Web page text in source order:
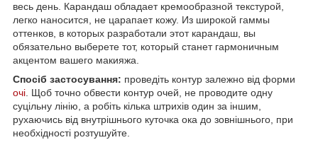
весь день. Карандаш обладает кремообразной текстурой,
легко наносится, не царапает кожу. Из широкой гаммы
оттенков, в которых разработали этот карандаш, вы
обязательно выберете тот, который станет гармоничным
акцентом вашего макияжа.
Спосіб застосування: проведіть контур залежно від форми
очі. Щоб точно обвести контур очей, не проводите одну
суцільну лінію, а робіть кілька штрихів один за іншим,
рухаючись від внутрішнього куточка ока до зовнішнього, при
необхідності розтушуйте.